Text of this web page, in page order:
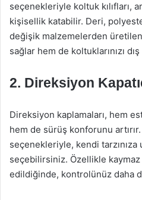
seçenekleriyle koltuk kılıfları,
kişisellik katabilir. Deri,
değişik malzemelerden
sağlar hem de koltuklarınızı
2. Direksiyon
Direksiyon kaplamaları, hem
hem de sürüş konforunu
seçenekleriyle, kendi tarzınıza
seçebilirsiniz. Özellikle
edildiğinde, kontrolünüz daha